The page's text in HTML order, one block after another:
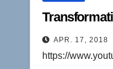
APR. 17, 2018
https://